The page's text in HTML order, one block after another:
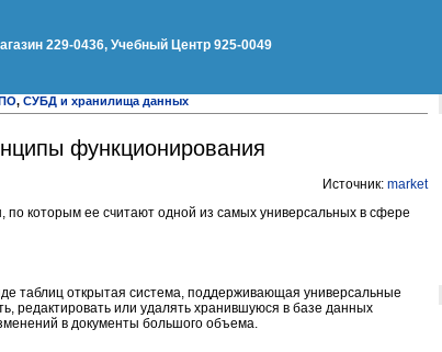
229-0436, Учебный Центр 925-0049
, СУБД и хранилища данных
функционирования
Источник: market
которым ее считают одной из самых универсальных в сфере
таблиц открытая система, поддерживающая универсальные
редактировать или удалять хранившуюся в базе данных
в документы большого объема.